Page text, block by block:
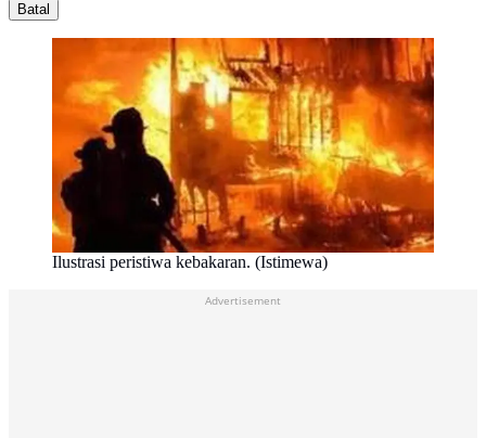
Batal
Ilustrasi peristiwa kebakaran. (Istimewa)
Advertisement